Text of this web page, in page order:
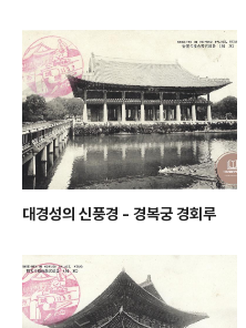
대경성의 신풍경 - 경복궁 경회루